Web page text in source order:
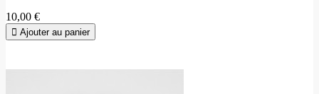
10,00 €
Ajouter au panier